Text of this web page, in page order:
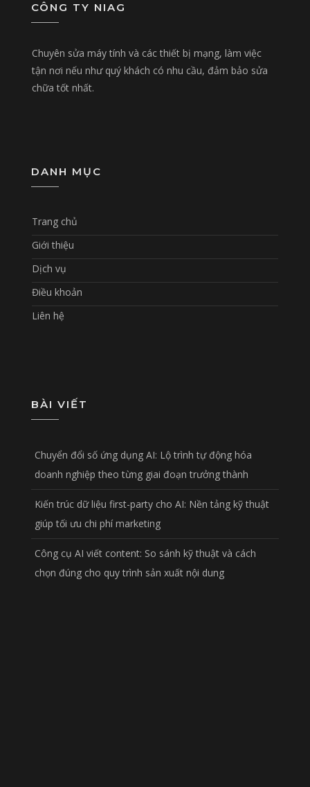
CÔNG TY NIAG
Chuyên sửa máy tính và các thiết bị mạng, làm việc
tận nơi nếu như quý khách có nhu cầu, đảm bảo sửa
chữa tốt nhất.
DANH MỤC
Trang chủ
Giới thiệu
Dịch vụ
Điều khoản
Liên hệ
BÀI VIẾT
Chuyển đổi số ứng dụng AI: Lộ trình tự động hóa
doanh nghiệp theo từng giai đoạn trưởng thành
Kiến trúc dữ liệu first-party cho AI: Nền tảng kỹ thuật
giúp tối ưu chi phí marketing
Công cụ AI viết content: So sánh kỹ thuật và cách
chọn đúng cho quy trình sản xuất nội dung